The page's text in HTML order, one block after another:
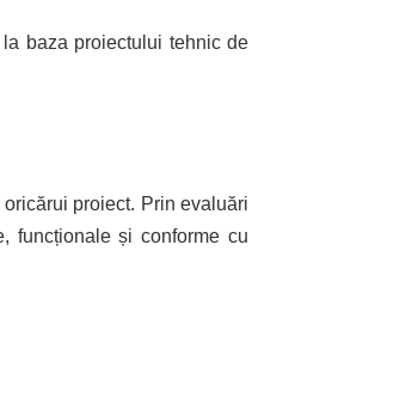
baza proiectului tehnic de
proiect. Prin evaluări
funcționale și conforme cu